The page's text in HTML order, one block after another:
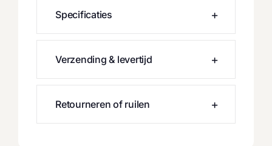
Specificaties
Verzending & levertijd
Retourneren of ruilen